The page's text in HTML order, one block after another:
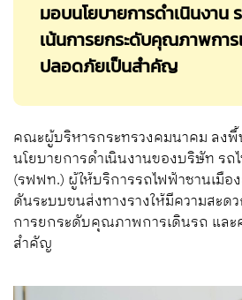
มอบนโยบายการดำเนินงา
เน้นการยกระดับคุณภาพการ
ปลอดภัยเป็นสำคัญ
คณะผู้บริหารกระทรวงคมนาคม ลงพื้
นโยบายการดำเนินงานของบริษัท ร
(รฟฟท.) ผู้ให้บริการรถไฟฟ้าชานเมื
ดันระบบขนส่งทางรางให้มีความสะด
การยกระดับคุณภาพการเดินรถ และ
สำคัญ